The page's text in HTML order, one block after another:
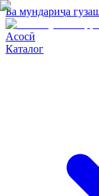
Ба мундариҷа
Асосӣ
Каталог